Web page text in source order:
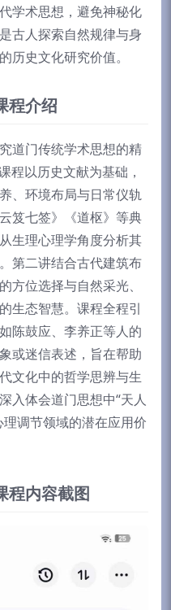
学术思想，避免神秘化
古人探索自然规律与身
历史文化研究价值。
程介绍
道门传统学术思想的精
程以历史文献为基础，
、环境布局与日常仪轨
笈七签》《道枢》等典
生理心理学角度分析其
第二讲结合古代建筑布
方位选择与自然采光、
生态智慧。课程全程引
陈鼓应、李养正等人的
或迷信表述，旨在帮助
文化中的哲学思辨与生
入体会道门思想中“天人
调节领域的潜在应用价
程内容截图